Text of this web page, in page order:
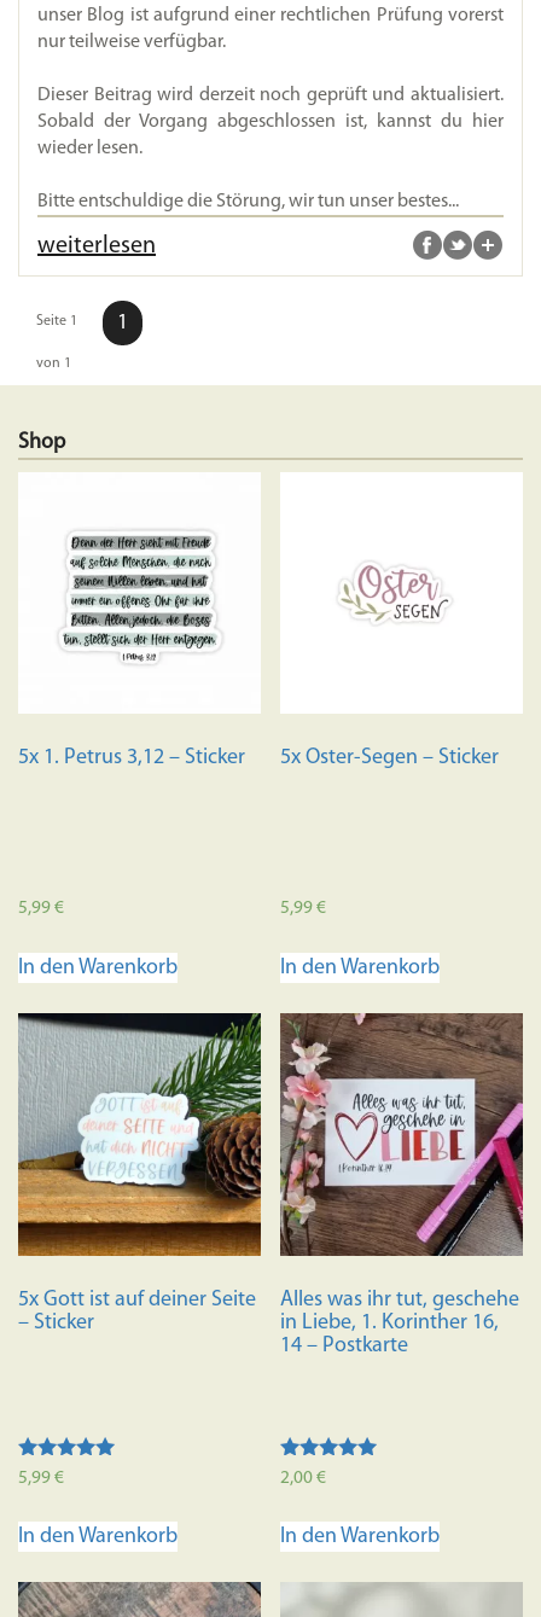
unser Blog ist aufgrund einer rechtlichen Prüfung vorerst
nur teilweise verfügbar.
Dieser Beitrag wird derzeit noch geprüft und aktualisiert.
Sobald der Vorgang abgeschlossen ist, kannst du hier
wieder lesen.
Bitte entschuldige die Störung, wir tun unser bestes...
weiterlesen
Seite 1
von 1
1
Shop
5x 1. Petrus 3,12 – Sticker
5,99€
In den Warenkorb
5x Oster-Segen – Sticker
5,99€
In den Warenkorb
5x Gott ist auf deiner Seite
– Sticker
Bewertet mit
5.00
5,99€
In den Warenkorb
Alles was ihr tut, geschehe
in Liebe, 1. Korinther 16,
14 – Postkarte
Bewertet mit
5.00
2,00€
In den Warenkorb